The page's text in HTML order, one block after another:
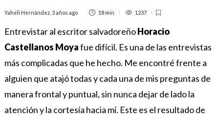
Yaheli Hernández 3 años ago 18 min 1237
Entrevistar al escritor salvadoreñoHoracio
Castellanos Moyafue difícil. Es una de las entrevistas
más complicadas que he hecho. Me encontré frente a
alguien que atajó todas y cada una de mis preguntas de
manera frontal y puntual, sin nunca dejar de lado la
atención y la cortesía hacia mí. Este es el resultado de